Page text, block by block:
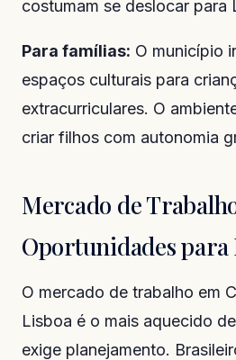
costumam se deslocar para
Para famílias: O município
espaços culturais para
extracurriculares. O
criar filhos com autonomia
Mercado de
Oportunidades para
O mercado de trabalho em
Lisboa é o mais aquecido
exige planejamento.